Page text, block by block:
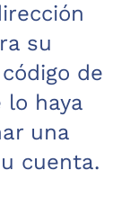
su
de
lo haya
una
cuenta.